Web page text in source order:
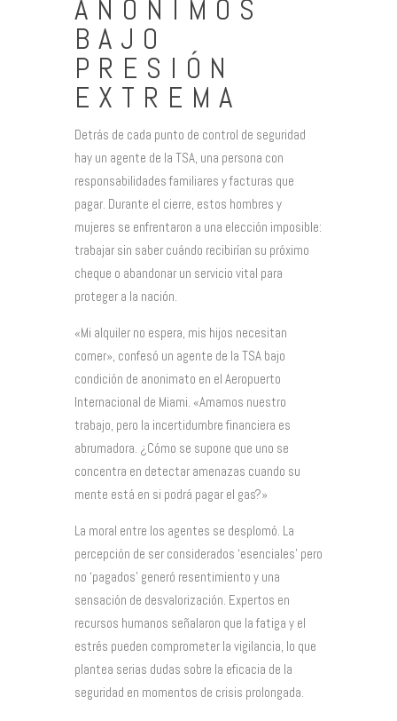
ANÓNIMOS
BAJO
PRESIÓN
EXTREMA
Detrás de cada punto de control de seguridad
hay un agente de la TSA, una persona con
responsabilidades familiares y facturas que
pagar. Durante el cierre, estos hombres y
mujeres se enfrentaron a una elección imposible:
trabajar sin saber cuándo recibirían su próximo
cheque o abandonar un servicio vital para
proteger a la nación.
«Mi alquiler no espera, mis hijos necesitan
comer», confesó un agente de la TSA bajo
condición de anonimato en el Aeropuerto
Internacional de Miami. «Amamos nuestro
trabajo, pero la incertidumbre financiera es
abrumadora. ¿Cómo se supone que uno se
concentra en detectar amenazas cuando su
mente está en si podrá pagar el gas?»
La moral entre los agentes se desplomó. La
percepción de ser considerados ‘esenciales’ pero
no ‘pagados’ generó resentimiento y una
sensación de desvalorización. Expertos en
recursos humanos señalaron que la fatiga y el
estrés pueden comprometer la vigilancia, lo que
plantea serias dudas sobre la eficacia de la
seguridad en momentos de crisis prolongada.